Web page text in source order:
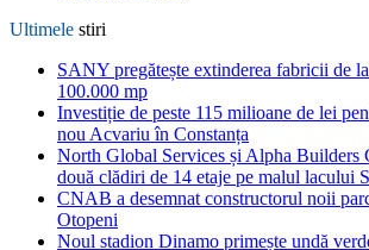
Ultimele stiri
SANY pregătește extinderea fabricii de
100.000 mp
Investiție de peste 115 milioane de lei
nou Acvariu în Constanța
North Global Services și Alpha Builders
două clădiri de 14 etaje pe malul lacului
CNAB a desemnat constructorul noii
Otopeni
Noul stadion Dinamo primește undă